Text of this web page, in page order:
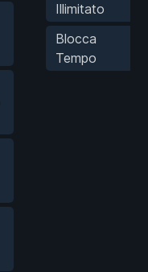
Illimitato
Blocca
Tempo